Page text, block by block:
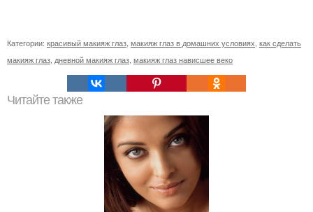
Категории: красивый макияж глаз макияж глаз в домашних условиях как сделать
макияж глаз дневной макияж глаз макияж глаз нависшее веко
Читайте также